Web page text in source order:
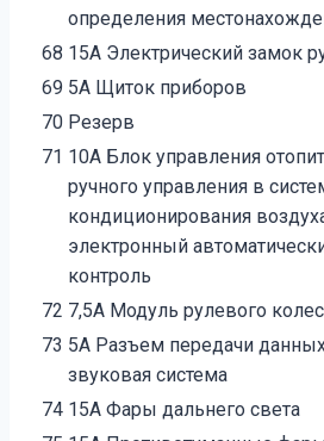
определения
68 15А Электрический замок
69 5А Щиток приборов
70 Резерв
71 10А Блок управления
ручного управления в
кондиционирования
электронный
контроль
72 7,5А Модуль рулевого
73 5А Разъем передачи
звуковая система
74 15А Фары дальнего света